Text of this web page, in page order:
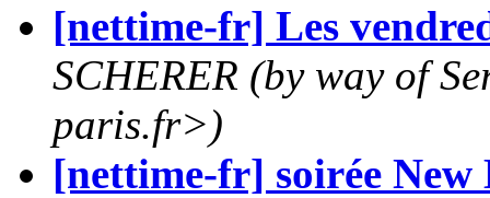
[nettime-fr] Les
SCHERER (by way of
paris.fr>)
[nettime-fr] soirée New